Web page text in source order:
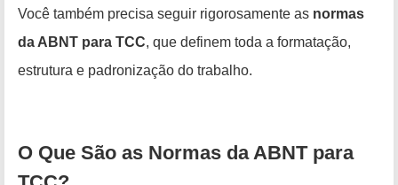
Você também precisa seguir rigorosamente as normas
da ABNT para TCC, que definem toda a formatação,
estrutura e padronização do trabalho.
O Que São as Normas da ABNT para